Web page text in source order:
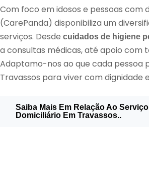
Com foco em idosos e pessoas com
(CarePanda) disponibiliza um
serviços. Desde cuidados de higiene
a consultas médicas, até apoio com
Adaptamo-nos ao que cada pessoa
Travassos para viver com dignidade
Saiba Mais Em Relação Ao
Domiciliário Em Travassos..